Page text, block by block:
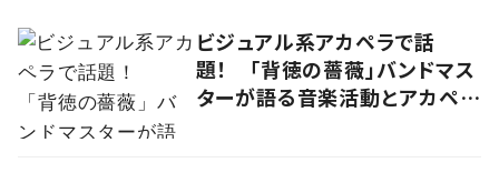
ビジュアル系アカペラで話
題！ 「背徳の薔薇」バンドマス
ターが語る音楽活動とアカペラ